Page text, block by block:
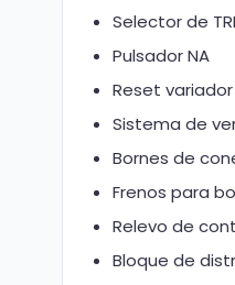
Selector de
Pulsador NA
Reset variador
Sistema de
Bornes de
Frenos para
Relevo de
Bloque de